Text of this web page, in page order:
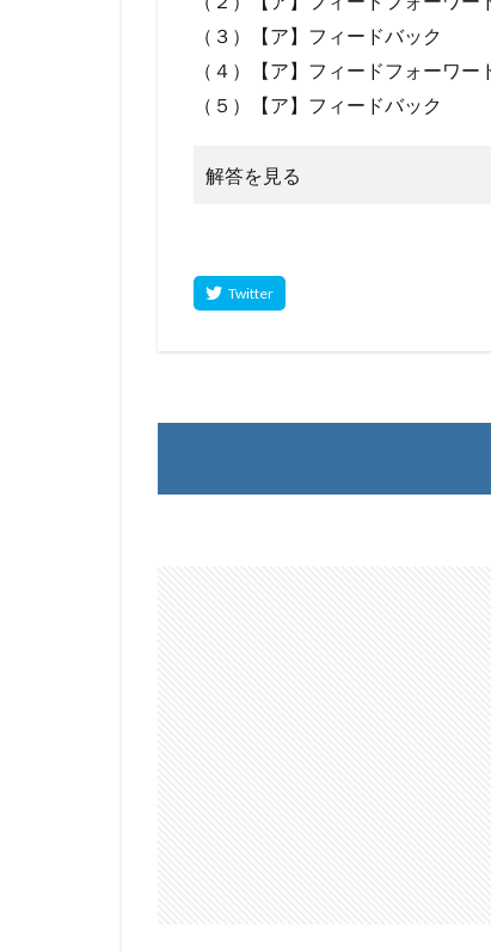
（３）【ア】フィードバック
（４）【ア】フィードフォーワ
（５）【ア】フィードバック
解答を見る